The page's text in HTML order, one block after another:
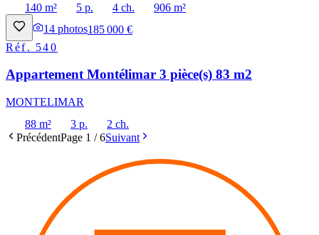
140 m²
5 p. 4 ch.
906 m²
14 photos185 000 €
Réf. 540
Appartement Montélimar 3 pièce(s) 83 m2
MONTELIMAR
88 m²
3 p.
2 ch.
PrécédentPage 1 /6Suivant